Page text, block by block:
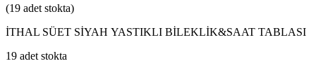
(19 adet stokta)
İTHAL SÜET SİYAH YASTIKLI BİLEKLİK&SAAT TABLASI
19 adet stokta